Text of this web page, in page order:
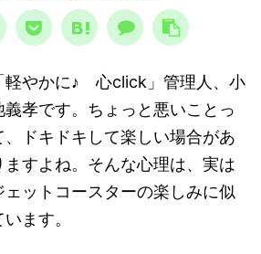
軽やかに♪ 心click」管理人、小
義孝です。ちょっと悪いことっ
、ドキドキして楽しい場合があ
ますよね。そんな心理は、実は
ェットコースターの楽しみに似
います。